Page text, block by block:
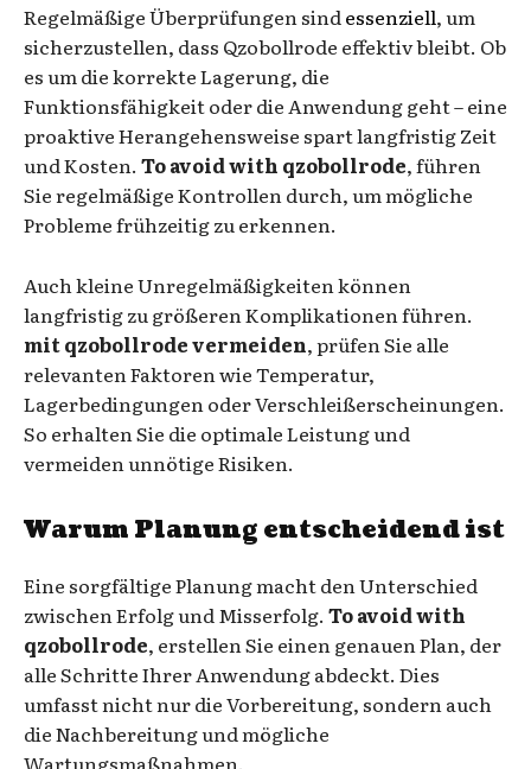
Regelmäßige Überprüfungen sindessenziell, um
sicherzustellen, dass Qzobollrode effektiv bleibt. Ob
es um die korrekte Lagerung, die
Funktionsfähigkeit oder die Anwendung geht – eine
proaktive Herangehensweise spart langfristig Zeit
und Kosten. To avoid with qzobollrode, führen
Sie regelmäßige Kontrollen durch, um mögliche
Probleme frühzeitig zu erkennen.
Auch kleine Unregelmäßigkeiten können
langfristig zu größeren Komplikationen führen.
mit qzobollrode vermeiden, prüfen Sie alle
relevanten Faktoren wie Temperatur,
Lagerbedingungen oder Verschleißerscheinungen.
So erhalten Sie die optimale Leistung und
vermeiden unnötige Risiken.
Warum Planung entscheidend ist
Eine sorgfältige Planung macht den Unterschied
zwischen Erfolg und Misserfolg. To avoid with
qzobollrode, erstellen Sie einen genauen Plan, der
alle Schritte Ihrer Anwendung abdeckt. Dies
umfasst nicht nur die Vorbereitung, sondern auch
die Nachbereitung und mögliche
Wartungsmaßnahmen.